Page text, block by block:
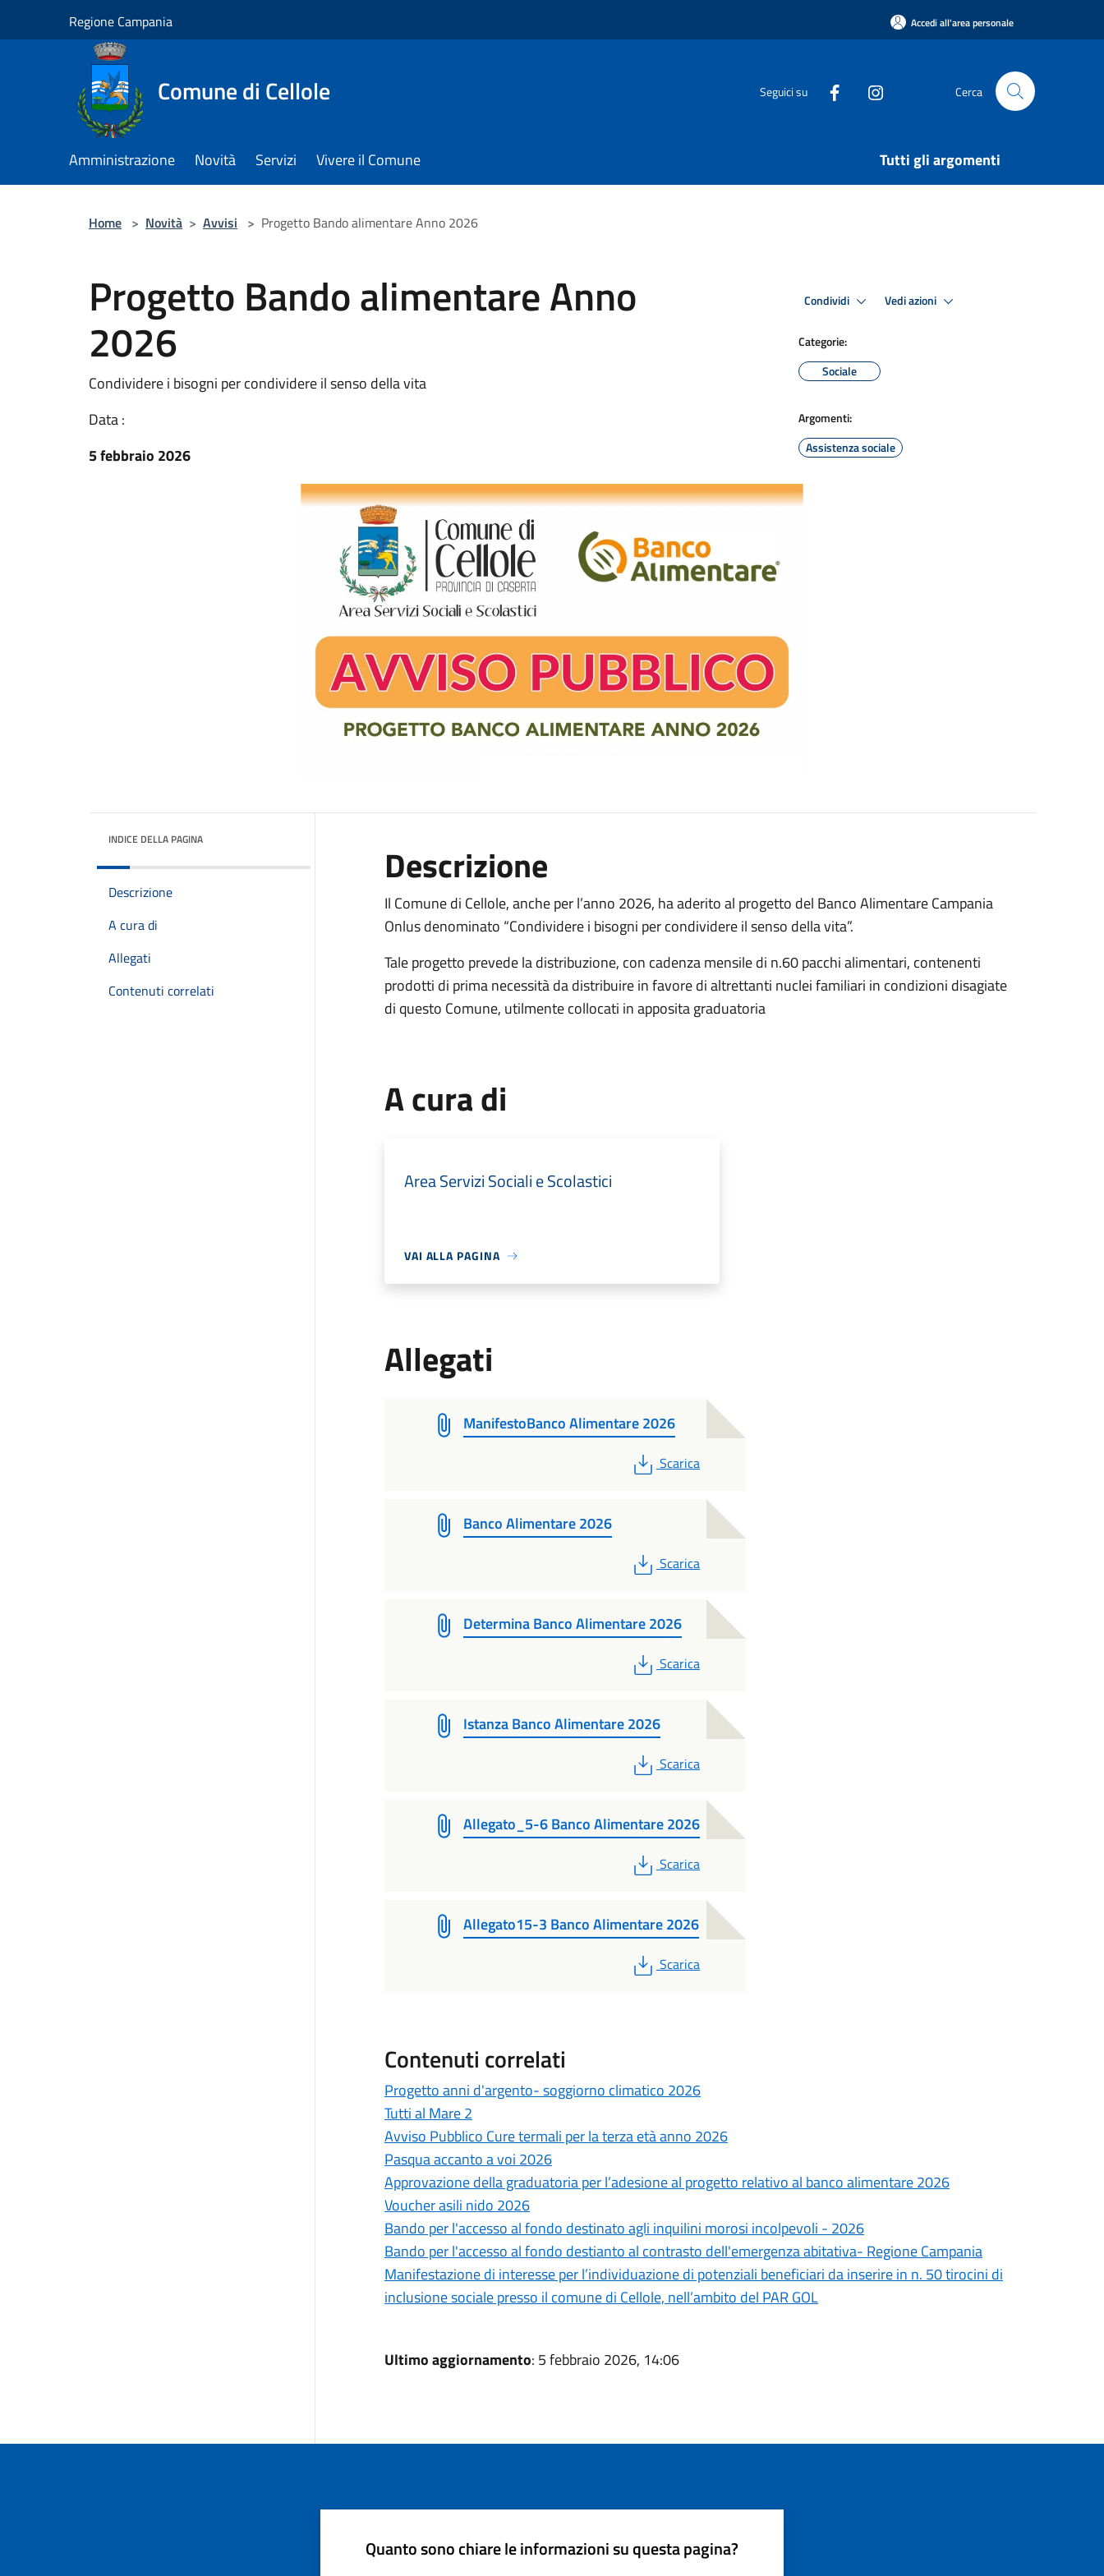
Regione Campania Accedi all'area personale
Comune di Cellole Seguici su Cerca
Amministrazione Novità Servizi Vivere il Comune Tutti gli argomenti
Home > Novità > Avvisi > Progetto Bando alimentare Anno 2026
Progetto Bando alimentare Anno
2026
Condividere i bisogni per condividere il senso della vita
Data :
5 febbraio 2026
Condividi Vedi azioni
Categorie:
Sociale
Argomenti:
Assistenza sociale
INDICE DELLA PAGINA
Descrizione
A cura di
Allegati
Contenuti correlati
Descrizione
Il Comune di Cellole, anche per l’anno 2026, ha aderito al progetto del Banco Alimentare Campania
Onlus denominato “Condividere i bisogni per condividere il senso della vita”.
Tale progetto prevede la distribuzione, con cadenza mensile di n.60 pacchi alimentari, contenenti
prodotti di prima necessità da distribuire in favore di altrettanti nuclei familiari in condizioni disagiate
di questo Comune, utilmente collocati in apposita graduatoria
A cura di
Area Servizi Sociali e Scolastici
VAI ALLA PAGINA
Allegati
ManifestoBanco Alimentare 2026
PDF
Scarica
Banco Alimentare 2026
PDF
Scarica
Determina Banco Alimentare 2026
PDF
Scarica
Istanza Banco Alimentare 2026
PDF
Scarica
Allegato_5-6 Banco Alimentare 2026
PDF
Scarica
Allegato15-3 Banco Alimentare 2026
PDF
Scarica
Contenuti correlati
Progetto anni d'argento- soggiorno climatico 2026
Tutti al Mare 2
Avviso Pubblico Cure termali per la terza età anno 2026
Pasqua accanto a voi 2026
Approvazione della graduatoria per l’adesione al progetto relativo al banco alimentare 2026
Voucher asili nido 2026
Bando per l'accesso al fondo destinato agli inquilini morosi incolpevoli - 2026
Bando per l'accesso al fondo destianto al contrasto dell'emergenza abitativa- Regione Campania
Manifestazione di interesse per l’individuazione di potenziali beneficiari da inserire in n. 50 tirocini di
inclusione sociale presso il comune di Cellole, nell’ambito del PAR GOL
Ultimo aggiornamento: 5 febbraio 2026, 14:06
Quanto sono chiare le informazioni su questa pagina?